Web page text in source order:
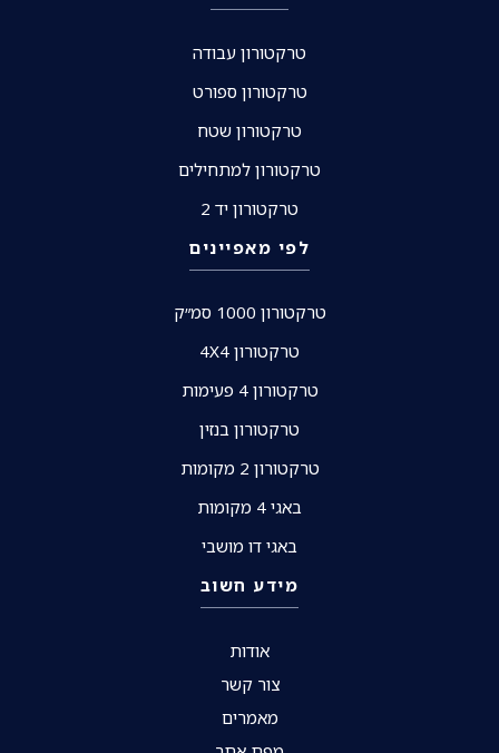
טרקטורון עבודה
טרקטורון ספורט
טרקטורון שטח
טרקטורון למתחילים
טרקטורון יד 2
לפי מאפיינים
טרקטורון 1000 סמ״ק
טרקטורון 4X4
טרקטורון 4 פעימות
טרקטורון בנזין
טרקטורון 2 מקומות
באגי 4 מקומות
באגי דו מושבי
מידע חשוב
אודות
צור קשר
מאמרים